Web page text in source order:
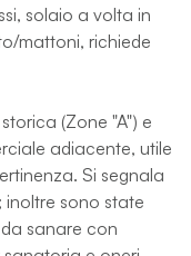
solaio a volta in
mattoni, richiede
(Zone "A") e
adiacente, utile
Si segnala
inoltre sono state
sanare con